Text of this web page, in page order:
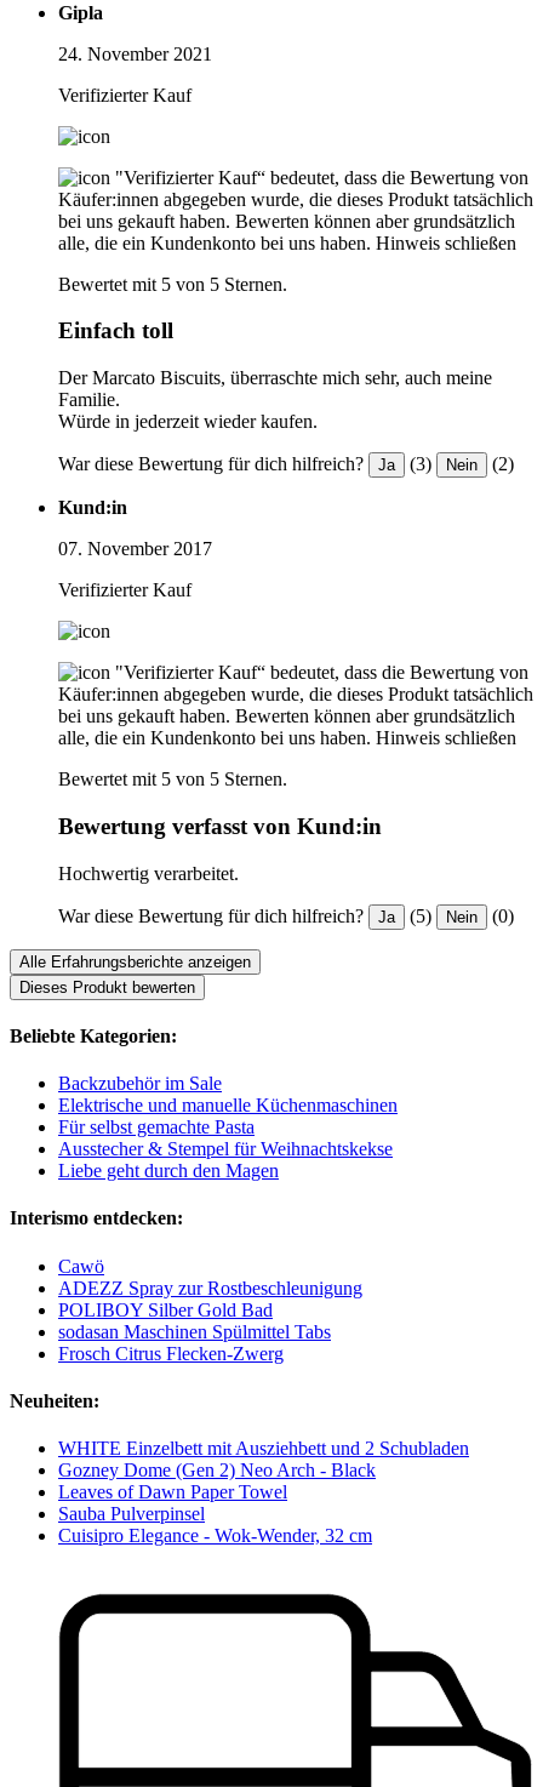
Gipla
24. November 2021
Verifizierter Kauf
"Verifizierter Kauf“ bedeutet, dass die Bewertung von
Käufer:innen abgegeben wurde, die dieses Produkt tatsächlich
bei uns gekauft haben. Bewerten können aber grundsätzlich
alle, die ein Kundenkonto bei uns haben. Hinweis schließen
Bewertet mit 5 von 5 Sternen.
Einfach toll
Der Marcato Biscuits, überraschte mich sehr, auch meine
Familie.
Würde in jederzeit wieder kaufen.
War diese Bewertung für dich hilfreich? Ja (3) Nein (2)
Kund:in
07. November 2017
Verifizierter Kauf
"Verifizierter Kauf“ bedeutet, dass die Bewertung von
Käufer:innen abgegeben wurde, die dieses Produkt tatsächlich
bei uns gekauft haben. Bewerten können aber grundsätzlich
alle, die ein Kundenkonto bei uns haben. Hinweis schließen
Bewertet mit 5 von 5 Sternen.
Bewertung verfasst von Kund:in
Hochwertig verarbeitet.
War diese Bewertung für dich hilfreich? Ja (5) Nein (0)
Alle Erfahrungsberichte anzeigen
Dieses Produkt bewerten
Beliebte Kategorien:
Backzubehör im Sale
Elektrische und manuelle Küchenmaschinen
Für selbst gemachte Pasta
Ausstecher & Stempel für Weihnachtskekse
Liebe geht durch den Magen
Interismo entdecken:
Cawö
ADEZZ Spray zur Rostbeschleunigung
POLIBOY Silber Gold Bad
sodasan Maschinen Spülmittel Tabs
Frosch Citrus Flecken-Zwerg
Neuheiten:
WHITE Einzelbett mit Ausziehbett und 2 Schubladen
Gozney Dome (Gen 2) Neo Arch - Black
Leaves of Dawn Paper Towel
Sauba Pulverpinsel
Cuisipro Elegance - Wok-Wender, 32 cm